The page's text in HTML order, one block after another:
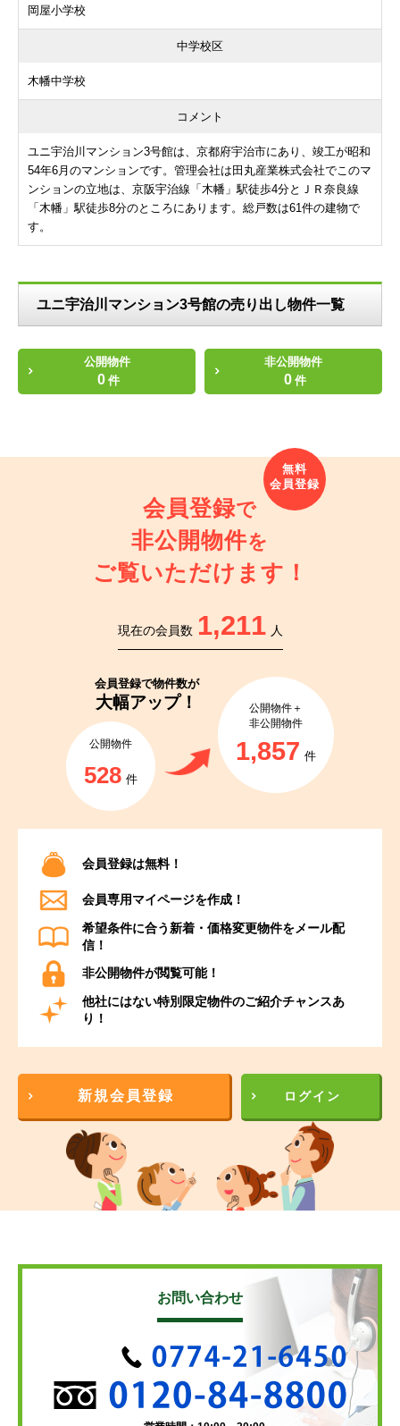
岡屋小学校
中学校区
木幡中学校
コメント
ユニ宇治川マンション3号館は、京都府宇治市にあり、竣工が昭和
54年6月のマンションです。管理会社は田丸産業株式会社でこのマ
ンションの立地は、京阪宇治線「木幡」駅徒歩4分とＪＲ奈良線
「木幡」駅徒歩8分のところにあります。総戸数は61件の建物で
す。
ユニ宇治川マンション3号館の売り出し物件一覧
公開物件
0 件
非公開物件
0 件
会員登録で
非公開物件を
ご覧いただけます！
現在の会員数 1,211 人
会員登録で物件数が
大幅アップ！
公開物件
528 件
公開物件＋
非公開物件
1,857 件
会員登録は無料！
会員専用マイページを作成！
希望条件に合う新着・価格変更物件をメール配
信！
非公開物件が閲覧可能！
他社にはない特別限定物件のご紹介チャンスあ
り！
新規会員登録 ログイン
お問い合わせ